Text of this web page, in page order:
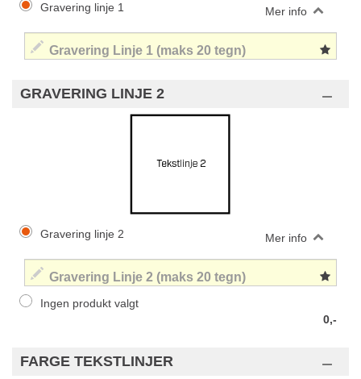
Gravering linje 1 Mer info
GRAVERING LINJE 2
Gravering linje 2 Mer info
Ingen produkt valgt
0,-
FARGE TEKSTLINJER